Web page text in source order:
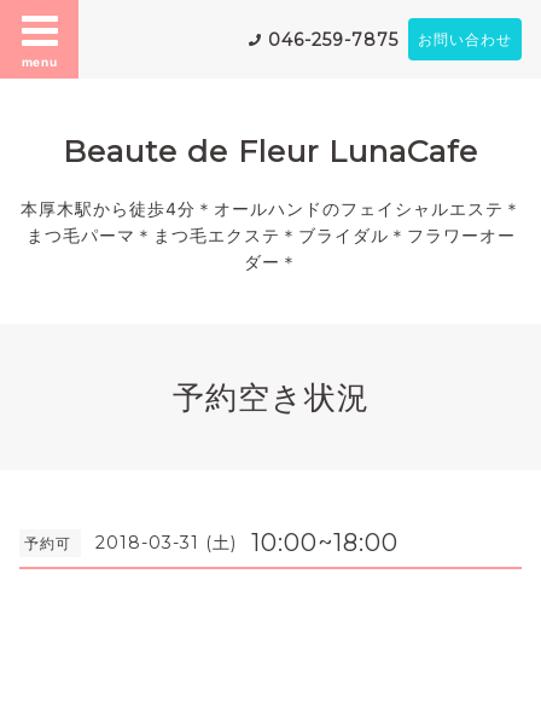
menu
046-259-7875 お問い合わせ
Beaute de Fleur LunaCafe
本厚木駅から徒歩4分＊オールハンドのフェイシャルエステ＊
まつ毛パーマ＊まつ毛エクステ＊ブライダル＊フラワーオー
ダー＊
予約空き状況
予約可 2018-03-31 (土) 10:00~18:00